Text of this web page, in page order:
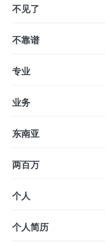
不见了
不靠谱
专业
业务
东南亚
两百万
个人
个人简历